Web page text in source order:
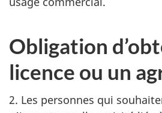
Obligation
licence ou un
2. Les personnes qui